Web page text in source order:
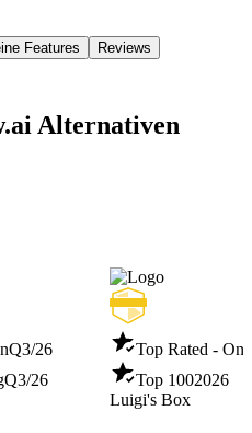
Features Reviews
Alternativen
Q3/26
Q3/26
Top Rated -
Top 1002026
Luigi's Box